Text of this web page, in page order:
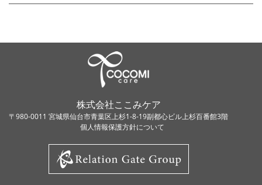
株式会社ここみケア
〒980-0011 宮城県仙台市青葉区上杉1-8-19副都心ビル上杉百番館3階
個人情報保護方針について